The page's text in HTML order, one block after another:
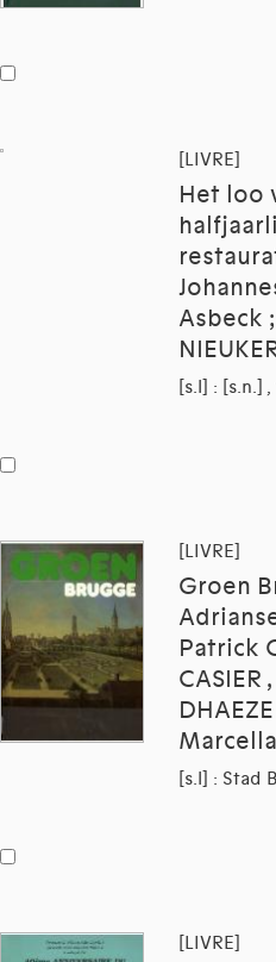
[LIVRE]
Het loo
Asbeck
[s.l] : [s.n.] ,
[LIVRE]
Groen
Patrick
CASIER
[s.l] : Stad
[LIVRE]